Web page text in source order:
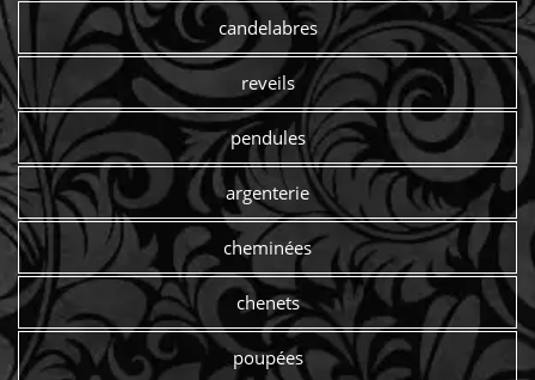
candelabres
reveils
pendules
argenterie
cheminées
chenets
poupées